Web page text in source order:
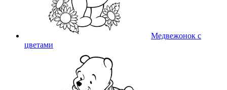
Медвежонок с
цветами